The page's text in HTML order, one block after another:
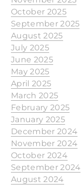
October 2025
September 2025
August 2025
July 2025
June 2025
May 2025
April 2025
March 2025
February 2025
January 2025
December 2024
November 2024
October 2024
September 2024
August 2024